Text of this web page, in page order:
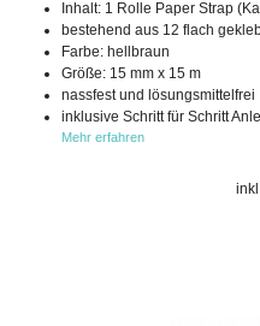
Inhalt: 1 Rolle Paper Strap
bestehend aus 12 flach
Farbe: hellbraun
Größe: 15 mm x 15 m
nassfest und lösungsmittelfrei
inklusive Schritt für Schritt
Mehr erfahren